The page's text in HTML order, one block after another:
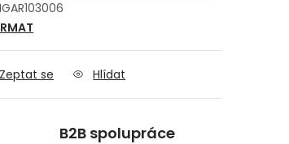
Zeptat se Hlídat
B2B spolupráce